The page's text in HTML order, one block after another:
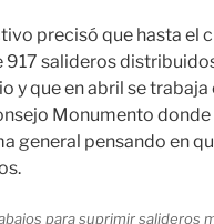
precisó que hasta el
917 salideros
y que en abril se
Monumento
general pensando en